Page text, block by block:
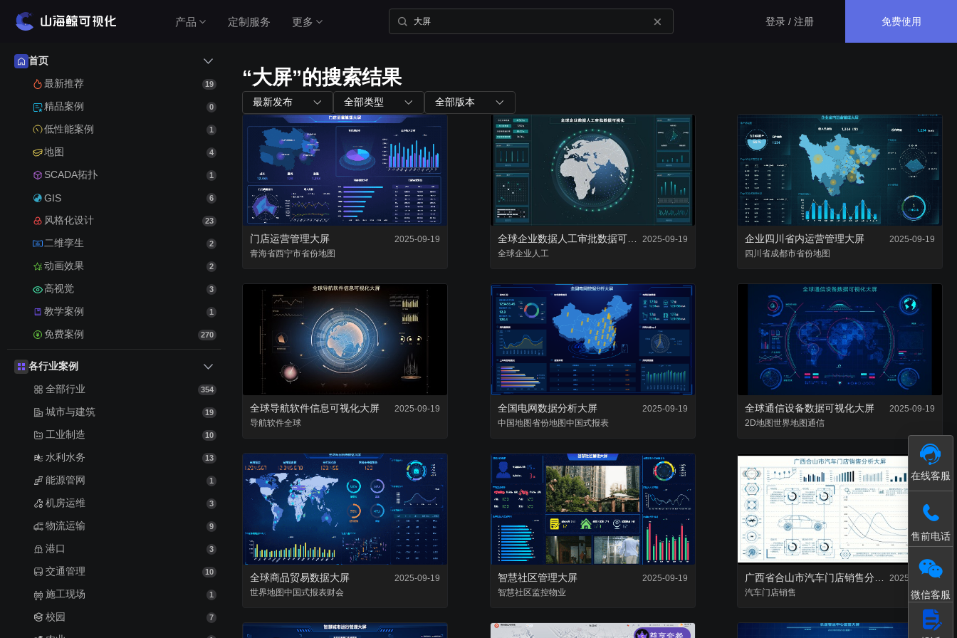
产品
产品介绍
山海鲸围绕数据可视化打造了整套产品矩阵，实
现从3D数字孪生到数据报表，从产品到服务的一
站式用户体验。
查看价格
无需安装，随时随地打开即可使用
私有云（软件下载）
数据模型均在本地，安全可控
内置组件
图表组件
200+ 主流图表全支持
三维孪生
内置3D渲染引擎
资产库
复用已有组件，降低项目成本
山海鲸查看器
全免费离线部署环境
大屏演示APP
大小屏互动移动端
数据管家
零代码轻松完成数据接入和数据处理
GISBox
一站式三维 GIS 处理工具
斑斑低代码
完全免费的低代码平台
瓦石物联
轻装3D
模型轻量化处理工具
定制服务 更多 登录 / 注册 免费使用
在线客服
售前电话
微信客服
首页
最新推荐
19
精品案例 0
低性能案例 1
地图 4
SCADA拓扑 1
GIS 6
风格化设计 23
二维孪生 2
动画效果 2
高视觉 3
教学案例 1
免费案例 270
各行业案例
全部行业
354
城市与建筑 19
工业制造 10
水利水务 13
能源管网 1
机房运维 3
物流运输 9
港口 3
交通管理 10
施工现场 1
校园 7
“大屏”的搜索结果
最新发布 全部类型 全部版本
门店运营管理大屏
2025-09-19
青海省西宁市省份地图
全球企业数据人工审批数据可视化
2025-09-19
全球企业 人工
企业四川省内运营管理大屏
2025-09-19
四川省成都市省份地图
全球导航软件信息可视化大屏
2025-09-19
导航软件全球
全国电网数据分析大屏
2025-09-19
中国地图省份地图中国式报表
全球通信设备数据可视化大屏
2025-09-19
2D地图世界地图通信
全球商品贸易数据大屏
2025-09-19
世界地图中国式报表财会
智慧社区管理大屏
2025-09-19
智慧社区监控物业
2025-09-19
汽车门店销售